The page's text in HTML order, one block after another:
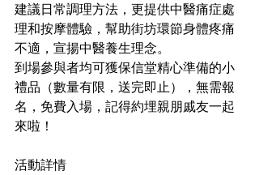
建議日常調理方法，更提供中醫痛症處
理和按摩體驗，幫助街坊環節身體疼痛
不適，宣揚中醫養生理念。
到場參與者均可獲保信堂精心準備的小
禮品（數量有限，送完即止），無需報
名，免費入場，記得約埋親朋戚友一起
來啦！
活動詳情